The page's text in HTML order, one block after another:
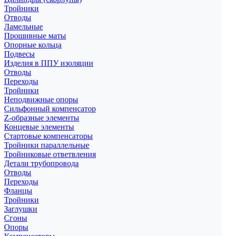
Тройники
Отводы
Ламельные
Прошивные маты
Опорные кольца
Подвесы
Изделия в ППУ изоляции
Отводы
Переходы
Тройники
Неподвижные опоры
Cильфонный компенсатор
Z-образные элементы
Концевые элементы
Стартовые компенсаторы
Тройники параллельные
Тройниковые ответвления
Детали трубопровода
Отводы
Переходы
Фланцы
Тройники
Заглушки
Сгоны
Опоры